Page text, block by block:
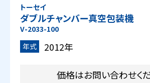
トーセイ
ダブルチャンバー真空包装機
V-2033-100
年式
2012年
価格はお問い合わせく